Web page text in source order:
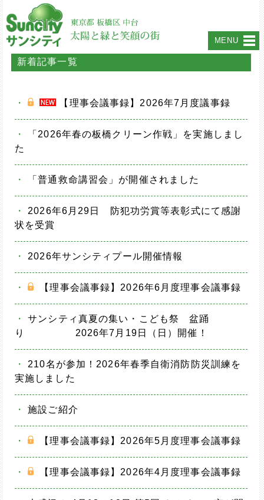
MENU
新着記事一覧
・ 【理事会議事録】2026年7月度議事録
・
「2026年春の板橋クリーン作戦」を実施しまし
た
・ 「普通救命講習会」が開催されました
・
2026年6月29日 防犯功労賞等表彰式にて感謝
状を受賞
・ 2026年サンシティプール開催情報
・ 【理事会議事録】2026年6月度理事会議事録
・
サンシティ真夏の集い・こども祭 盆踊
り 2026年7月19日（日）開催！
・
210名が参加！2026年春季自衛消防防災訓練を
実施しました
・ 施設ご紹介
・ 【理事会議事録】2026年5月度理事会議事録
・ 【理事会議事録】2026年4月度理事会議事録